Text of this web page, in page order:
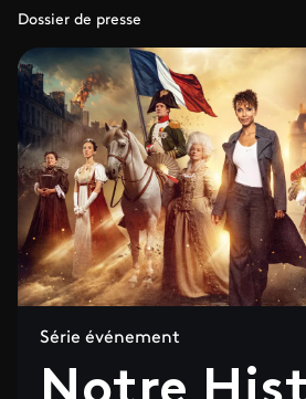
Dossier de presse
Série événement